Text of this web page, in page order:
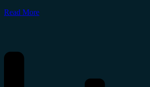
Read More